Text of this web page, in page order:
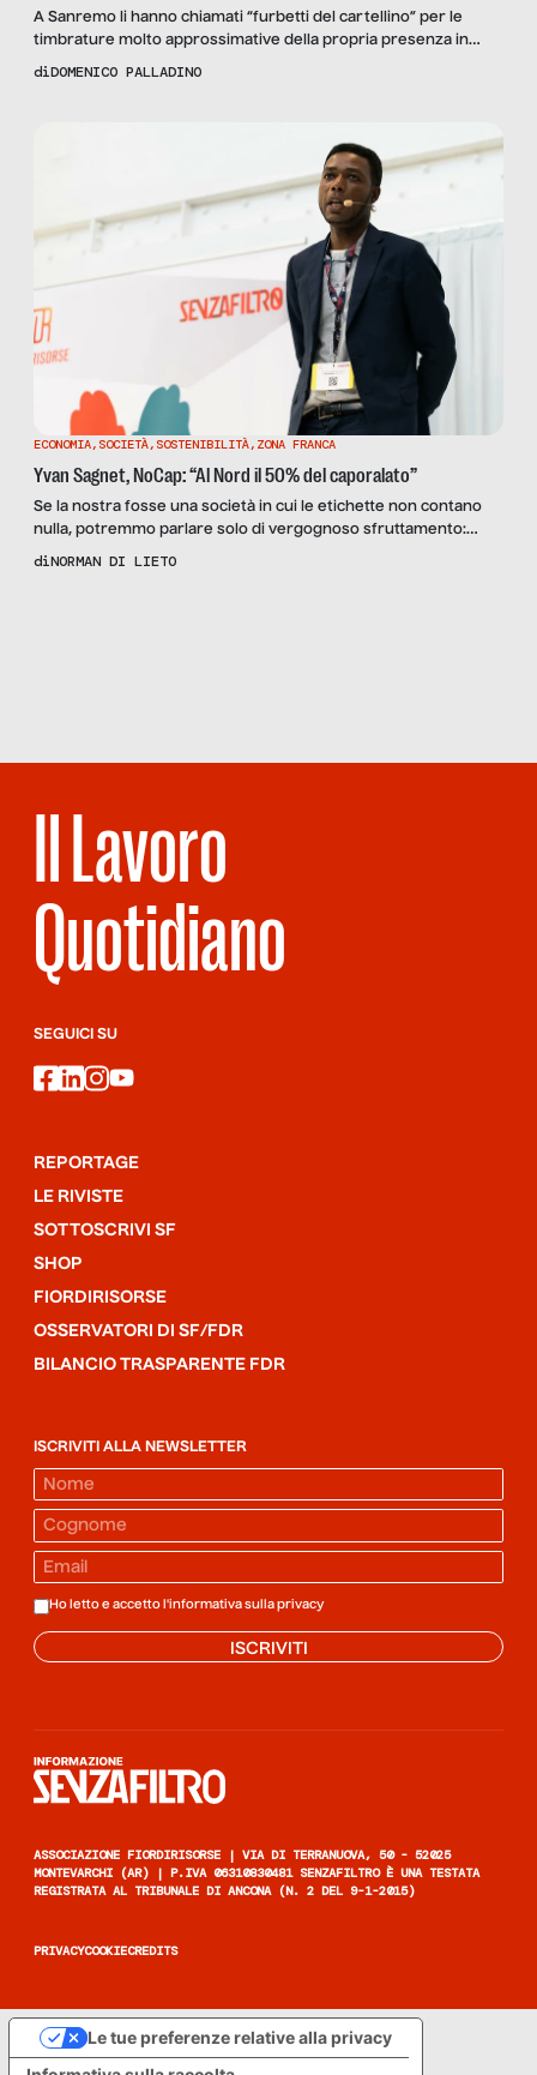
A Sanremo li hanno chiamati “furbetti del cartellino” per le
timbrature molto approssimative della propria presenza in
ufficio, ma un merito va loro riconosciuto: quello di aver portato
diDOMENICO PALLADINO
ECONOMIA, SOCIETÀ, SOSTENIBILITÀ, ZONA FRANCA
Yvan Sagnet, NoCap: “Al Nord il 50% del caporalato”
Se la nostra fosse una società in cui le etichette non contano
nulla, potremmo parlare solo di vergognoso sfruttamento:
pratica indegna, disumana e a quanto pare, nel 2020, non
diNORMAN DI LIETO
Il Lavoro
Quotidiano
SEGUICI SU
facebook
linkedin
instagram
youtube
REPORTAGE
LE RIVISTE
SOTTOSCRIVI SF
SHOP
FIORDIRISORSE
OSSERVATORI DI SF/FDR
BILANCIO TRASPARENTE FDR
ISCRIVITI ALLA NEWSLETTER
Ho letto e accetto l'informativa sulla privacy
ISCRIVITI
ASSOCIAZIONE FIORDIRISORSE | VIA DI TERRANUOVA, 50 - 52025
MONTEVARCHI (AR) | P.IVA 06310830481 SENZAFILTRO È UNA TESTATA
REGISTRATA AL TRIBUNALE DI ANCONA (N. 2 DEL 9-1-2015)
PRIVACYCOOKIECREDITS
Le tue preferenze relative alla privacy